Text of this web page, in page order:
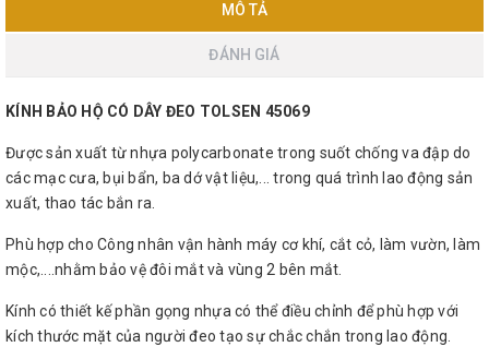
MÔ TẢ
ĐÁNH GIÁ
KÍNH BẢO HỘ CÓ DÂY ĐEO TOLSEN 45069
Được sản xuất từ nhựa polycarbonate trong suốt chống va đập do
các mạc cưa, bụi bẩn, ba dớ vật liệu,... trong quá trình lao động sản
xuất, thao tác bắn ra.
Phù hợp cho Công nhân vận hành máy cơ khí, cắt cỏ, làm vườn, làm
mộc,....nhằm bảo vệ đôi mắt và vùng 2 bên mắt.
Kính có thiết kế phần gọng nhựa có thể điều chỉnh để phù hợp với
kích thước mặt của người đeo tạo sự chắc chắn trong lao động.